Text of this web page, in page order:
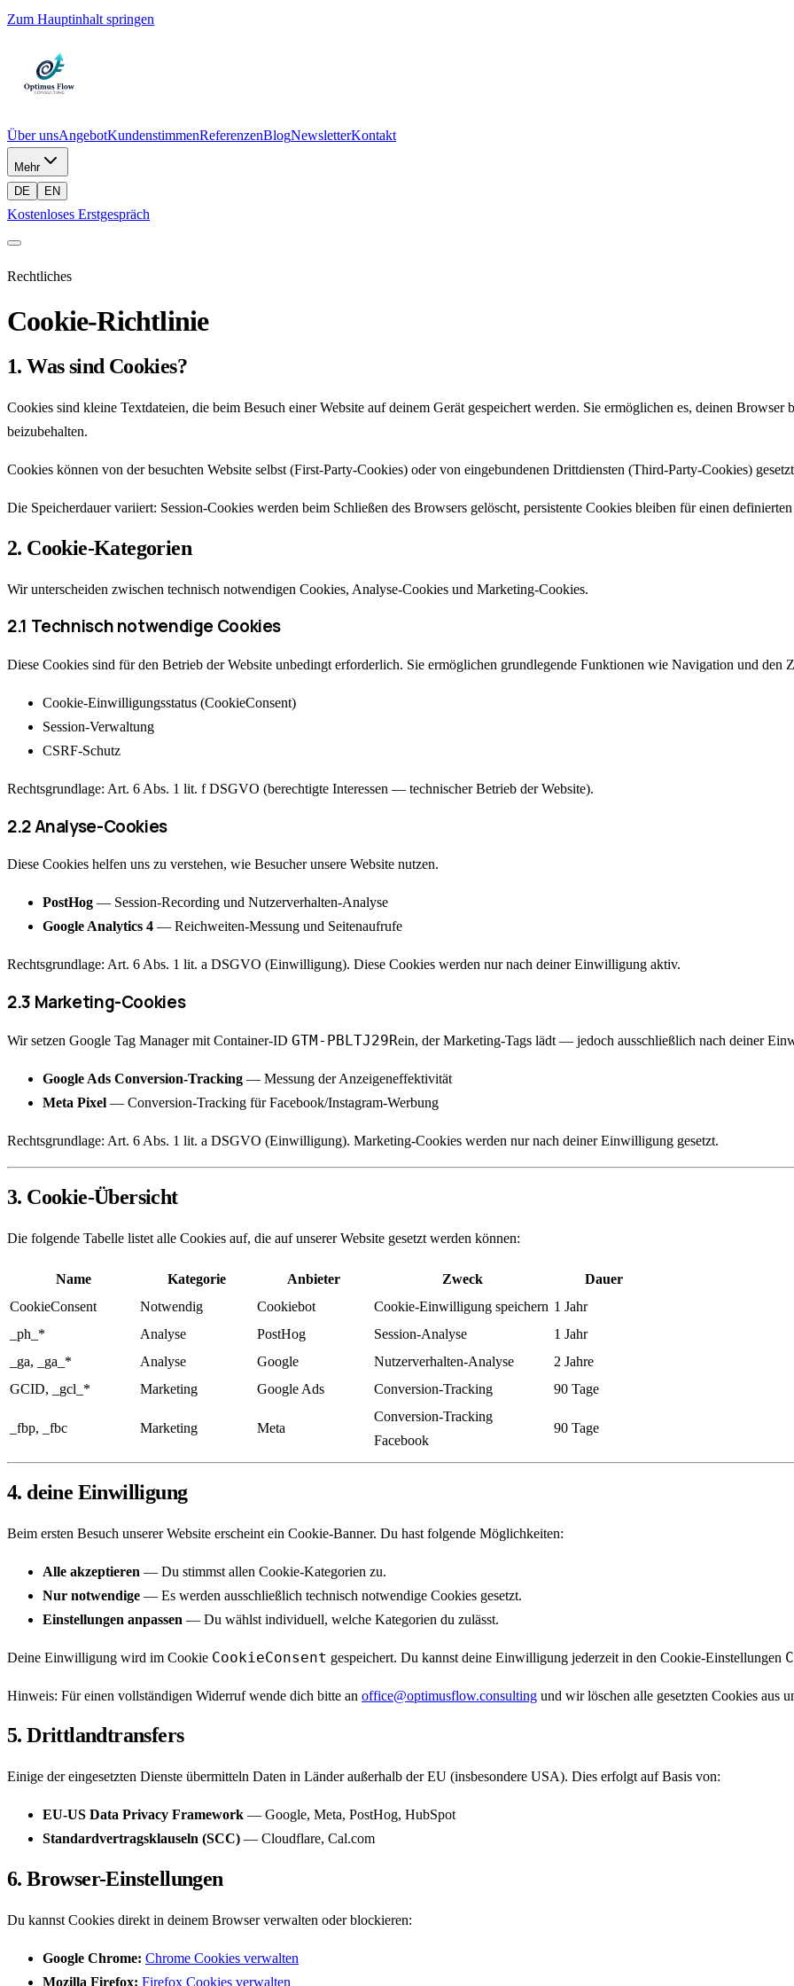
Zum Hauptinhalt springen
Über unsAngebotKundenstimmenReferenzenBlogNewsletterKontakt
Mehr
DE
EN
Kostenloses Erstgespräch
Rechtliches
Cookie-Richtlinie
1. Was sind Cookies?
Cookies sind kleine Textdateien, die beim Besuch einer Website auf deinem Gerät gespeichert werden. Sie ermöglichen es, deinen
beizubehalten.
Cookies können von der besuchten Website selbst (First-Party-Cookies) oder von eingebundenen Drittdiensten (Third-Party-Cookies)
Die Speicherdauer variiert: Session-Cookies werden beim Schließen des Browsers gelöscht, persistente Cookies bleiben für einen
2. Cookie-Kategorien
Wir unterscheiden zwischen technisch notwendigen Cookies, Analyse-Cookies und Marketing-Cookies.
2.1 Technisch notwendige Cookies
Diese Cookies sind für den Betrieb der Website unbedingt erforderlich. Sie ermöglichen grundlegende Funktionen wie Navigation und den
Cookie-Einwilligungsstatus (CookieConsent)
Session-Verwaltung
CSRF-Schutz
Rechtsgrundlage: Art. 6 Abs. 1 lit. f DSGVO (berechtigte Interessen — technischer Betrieb der Website).
2.2 Analyse-Cookies
Diese Cookies helfen uns zu verstehen, wie Besucher unsere Website nutzen.
PostHog — Session-Recording und Nutzerverhalten-Analyse
Google Analytics 4 — Reichweiten-Messung und Seitenaufrufe
Rechtsgrundlage: Art. 6 Abs. 1 lit. a DSGVO (Einwilligung). Diese Cookies werden nur nach deiner Einwilligung aktiv.
2.3 Marketing-Cookies
Wir setzen Google Tag Manager mit Container-ID GTM-PBLTJ29Rein, der Marketing-Tags lädt — jedoch ausschließlich nach deiner
Google Ads Conversion-Tracking — Messung der Anzeigeneffektivität
Meta Pixel — Conversion-Tracking für Facebook/Instagram-Werbung
Rechtsgrundlage: Art. 6 Abs. 1 lit. a DSGVO (Einwilligung). Marketing-Cookies werden nur nach deiner Einwilligung gesetzt.
3. Cookie-Übersicht
Die folgende Tabelle listet alle Cookies auf, die auf unserer Website gesetzt werden können:
Name Kategorie Anbieter Zweck
Dauer
CookieConsent
Notwendig Cookiebot Cookie-Einwilligung speichern 1 Jahr
_ph_*
Analyse PostHog Session-Analyse
1 Jahr
_ga, _ga_*
Analyse Google Nutzerverhalten-Analyse
2 Jahre
GCID, _gcl_*
Marketing Google Ads Conversion-Tracking 90 Tage
_fbp, _fbc Marketing Meta
Conversion-Tracking
Facebook
90 Tage
4. deine Einwilligung
Beim ersten Besuch unserer Website erscheint ein Cookie-Banner. Du hast folgende Möglichkeiten:
Alle akzeptieren — Du stimmst allen Cookie-Kategorien zu.
Nur notwendige — Es werden ausschließlich technisch notwendige Cookies gesetzt.
Einstellungen anpassen — Du wählst individuell, welche Kategorien du zulässt.
Deine Einwilligung wird im Cookie CookieConsent gespeichert. Du kannst deine Einwilligung jederzeit in den Cookie-Einstellungen
Hinweis: Für einen vollständigen Widerruf wende dich bitte an office@optimusflow.consulting und wir löschen alle gesetzten Cookies aus
5. Drittlandtransfers
Einige der eingesetzten Dienste übermitteln Daten in Länder außerhalb der EU (insbesondere USA). Dies erfolgt auf Basis von:
EU-US Data Privacy Framework — Google, Meta, PostHog, HubSpot
Standardvertragsklauseln (SCC) — Cloudflare, Cal.com
6. Browser-Einstellungen
Du kannst Cookies direkt in deinem Browser verwalten oder blockieren:
Google Chrome: Chrome Cookies verwalten
Mozilla Firefox: Firefox Cookies verwalten